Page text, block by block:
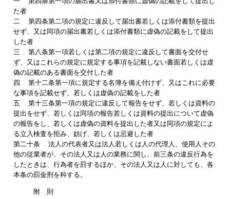
た者
二 第四条第二項の規定に違反して届出書若しくは添付書類を提出
せず、又は同項の届出書若しくは添付書類に虚偽の記載をして提出
した者
三 第八条第一項若しくは第二項の規定に違反して書面を交付せ
ず、又はこれらの規定に規定する事項を記載しない書面若しくは虚
偽の記載のある書面を交付した者
四 第十二条第一項に規定する名簿を備え付けず、又はこれに必要
な事項を記載せず、若しくは虚偽の記載をした者
五 第十三条第一項の規定に違反して報告をせず、若しくは資料の
提出をせず、若しくは同項の報告若しくは資料の提出について虚偽
の報告をし、若しくは虚偽の資料を提出した者又は同項の規定によ
る立入検査を拒み、妨げ、若しくは忌避した者
第二十条 法人の代表者又は法人若しくは人の代理人、使用人その
他の従業者が、その法人又は人の業務に関し、前三条の違反行為を
したときは、行為者を罰するほか、その法人又は人に対しても、各
本条の罰金刑を科する。
附 則